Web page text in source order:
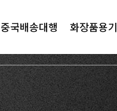
중국배송대행 화장품용기